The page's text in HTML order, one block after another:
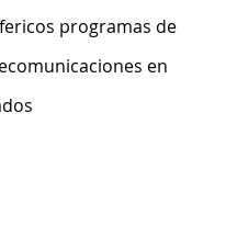
programas de
en